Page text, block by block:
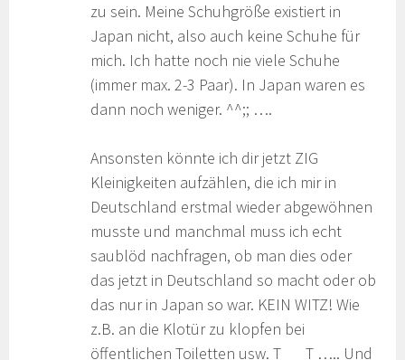
zu sein. Meine Schuhgröße existiert in
Japan nicht, also auch keine Schuhe für
mich. Ich hatte noch nie viele Schuhe
(immer max. 2-3 Paar). In Japan waren es
dann noch weniger. ^^;; ….
Ansonsten könnte ich dir jetzt ZIG
Kleinigkeiten aufzählen, die ich mir in
Deutschland erstmal wieder abgewöhnen
musste und manchmal muss ich echt
saublöd nachfragen, ob man dies oder
das jetzt in Deutschland so macht oder ob
das nur in Japan so war. KEIN WITZ! Wie
z.B. an die Klotür zu klopfen bei
öffentlichen Toiletten usw. T___T ….. Und